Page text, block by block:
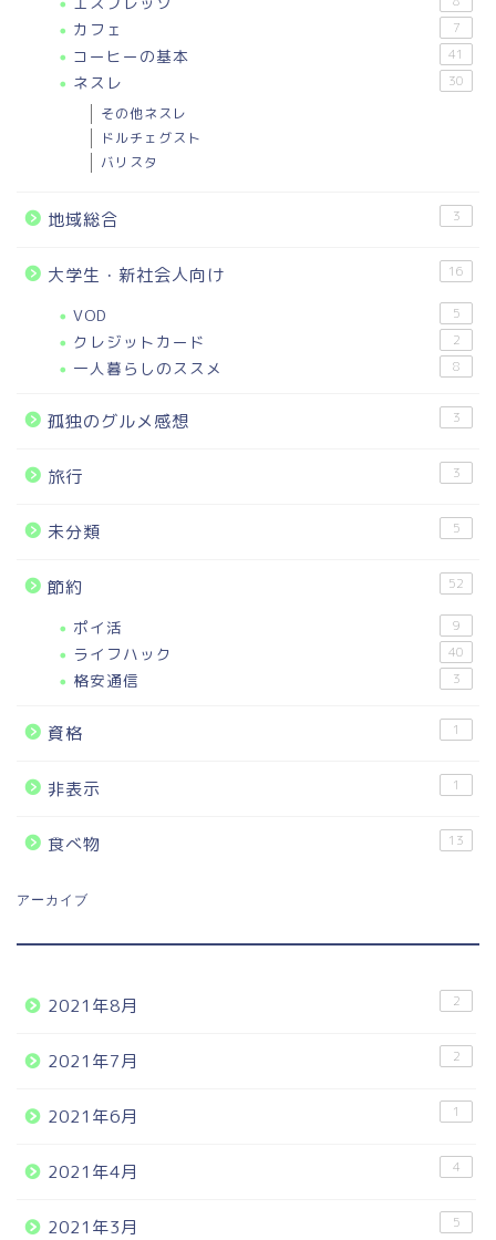
カフェ 7
コーヒーの基本 41
ネスレ 30
その他ネスレ
ドルチェグスト
バリスタ
地域総合 3
大学生・新社会人向け 16
VOD 5
クレジットカード 2
一人暮らしのススメ 8
孤独のグルメ感想 3
旅行 3
未分類 5
節約 52
ポイ活 9
ライフハック 40
格安通信 3
資格 1
非表示 1
食べ物 13
アーカイブ
2021年8月 2
2021年7月 2
2021年6月 1
2021年4月 4
2021年3月 5